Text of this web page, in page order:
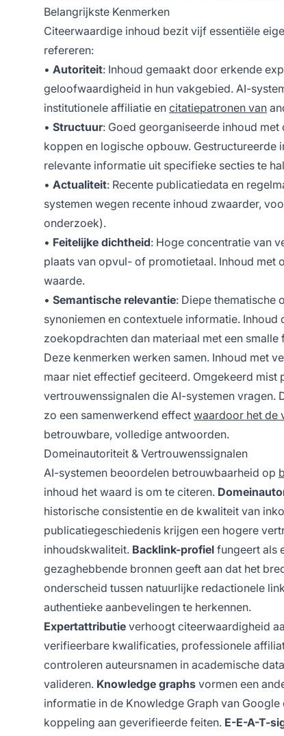
Belangrijkste Kenmerken
Citeerwaardige inhoud bezit vijf essentiële
refereren:
• Autoriteit: Inhoud gemaakt door erkende
geloofwaardigheid in hun vakgebied. AI-
institutionele affiliatie en citatiepatronen van
• Structuur: Goed georganiseerde inhoud
koppen en logische opbouw. Gestructureerde
relevante informatie uit specifieke secties te
• Actualiteit: Recente publicatiedata en
systemen wegen recente inhoud zwaarder,
onderzoek).
• Feitelijke dichtheid: Hoge concentratie van
plaats van opvul- of promotietaal. Inhoud met
waarde.
• Semantische relevantie: Diepe thematische
synoniemen en contextuele informatie.
zoekopdrachten dan materiaal met een smalle
Deze kenmerken werken samen. Inhoud met
maar niet effectief geciteerd. Omgekeerd
vertrouwenssignalen die AI-systemen vragen.
zo een samenwerkend effect waardoor het de
betrouwbare, volledige antwoorden.
Domeinautoriteit & Vertrouwenssignalen
AI-systemen beoordelen betrouwbaarheid op
inhoud het waard is om te citeren.
historische consistentie en de kwaliteit van
publicatiegeschiedenis krijgen een hogere
inhoudskwaliteit. Backlink-profiel fungeert als
gezaghebbende bronnen geeft aan dat het
onderscheid tussen natuurlijke redactionele
authentieke aanbevelingen te herkennen.
Expertattributie verhoogt citeerwaardigheid
verifieerbare kwalificaties, professionele
controleren auteursnamen in academische
valideren. Knowledge graphs vormen een
informatie in de Knowledge Graph van
koppeling aan geverifieerde feiten. E-E-A-T-